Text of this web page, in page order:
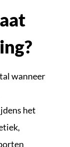
wanneer
het